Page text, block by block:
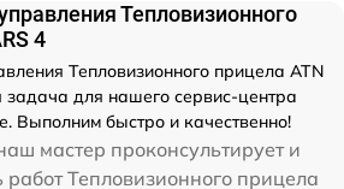
Тепловизионного
4
Тепловизионного прицела ATN
задача для нашего сервис-центра
Выполним быстро и качественно!
мастер проконсультирует и
работ Тепловизионного прицела